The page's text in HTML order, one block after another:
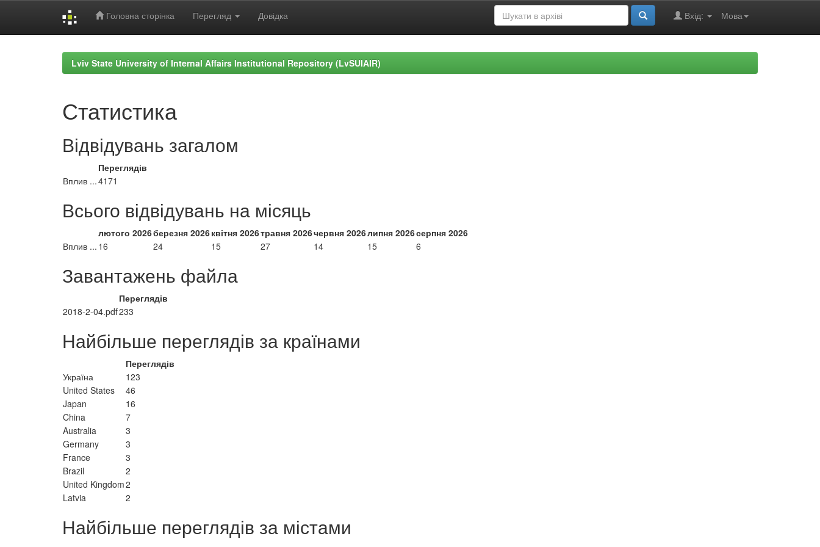
Головна сторінка Перегляд Довідка Мова
Вхід:
Lviv State University of Internal Affairs Institutional Repository (LvSUIAIR)
Статистика
Відвідувань загалом
Переглядів
Вплив ...4171
Всього відвідувань на місяць
лютого 2026березня 2026квітня 2026травня 2026червня 2026липня 2026серпня 2026
Вплив ... 16 24 15 27 14 15 6
Завантажень файла
Переглядів
2018-2-04.pdf233
Найбільше переглядів за країнами
Переглядів
Україна
123
United States
46
Japan
16
China
7
Australia
3
Germany
3
France
3
Brazil
2
United Kingdom2
Latvia
2
Найбільше переглядів за містами